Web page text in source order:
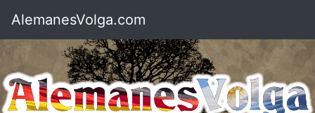
AlemanesVolga.com